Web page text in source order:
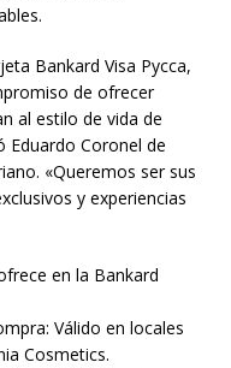
Bankard Visa Pycca,
de ofrecer
al estilo de vida de
Coronel de
«Queremos ser sus
y experiencias
en la Bankard
Válido en locales
Cosmetics.